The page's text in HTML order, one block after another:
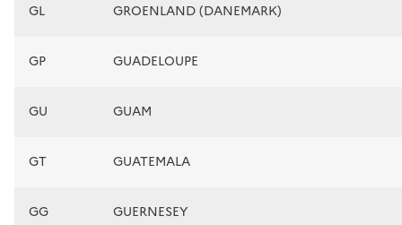
GL GROENLAND (DANEMARK)
GP GUADELOUPE
GU GUAM
GT GUATEMALA
GG GUERNESEY